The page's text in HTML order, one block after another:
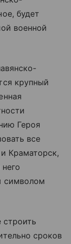
будет
военной
крупный
Героя
все
Краматорск,
символом
сроков